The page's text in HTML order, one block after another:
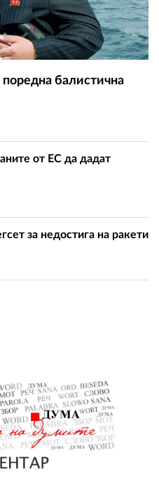
балистична
от ЕС да дадат
за недостига на ракети